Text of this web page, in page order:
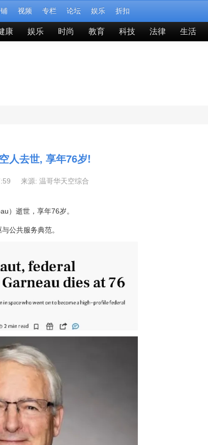
视频 专栏 论坛 娱乐 折扣
康 娱乐 时尚 教育 科技 法律 生活
人去世, 享年76岁!
来源: 温哥华天空综合
）逝世，享年76岁。
公共服务典范。